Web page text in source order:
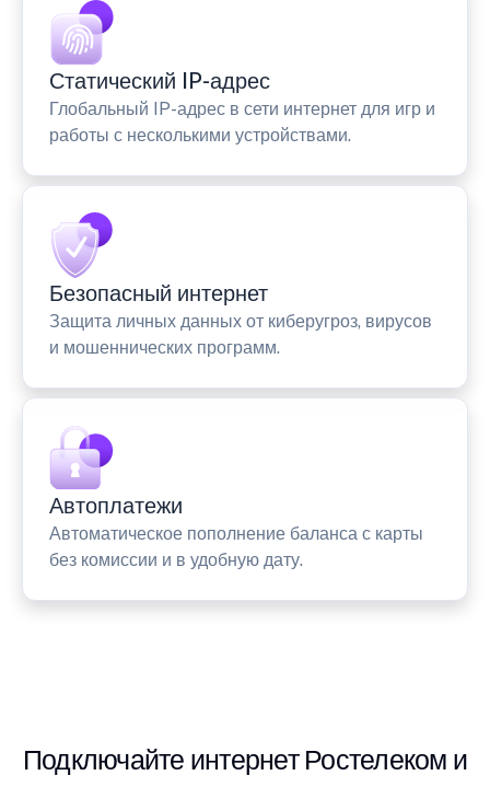
Статический IP-адрес
Глобальный IP-адрес в сети интернет для игр и
работы с несколькими устройствами.
Безопасный интернет
Защита личных данных от киберугроз, вирусов
и мошеннических программ.
Автоплатежи
Автоматическое пополнение баланса с карты
без комиссии и в удобную дату.
Подключайте интернет Ростелеком и